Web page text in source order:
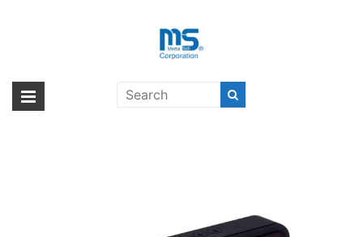
海外輸入ブランド商品｜株式会社
海外事業部が取り揃えている海外輸入商品には、日本では珍しい「海外ブ
ランド」をはじめ「ユニークな商品」「機能的な商品」「コストパフォー
ニスタ メルボルン〕